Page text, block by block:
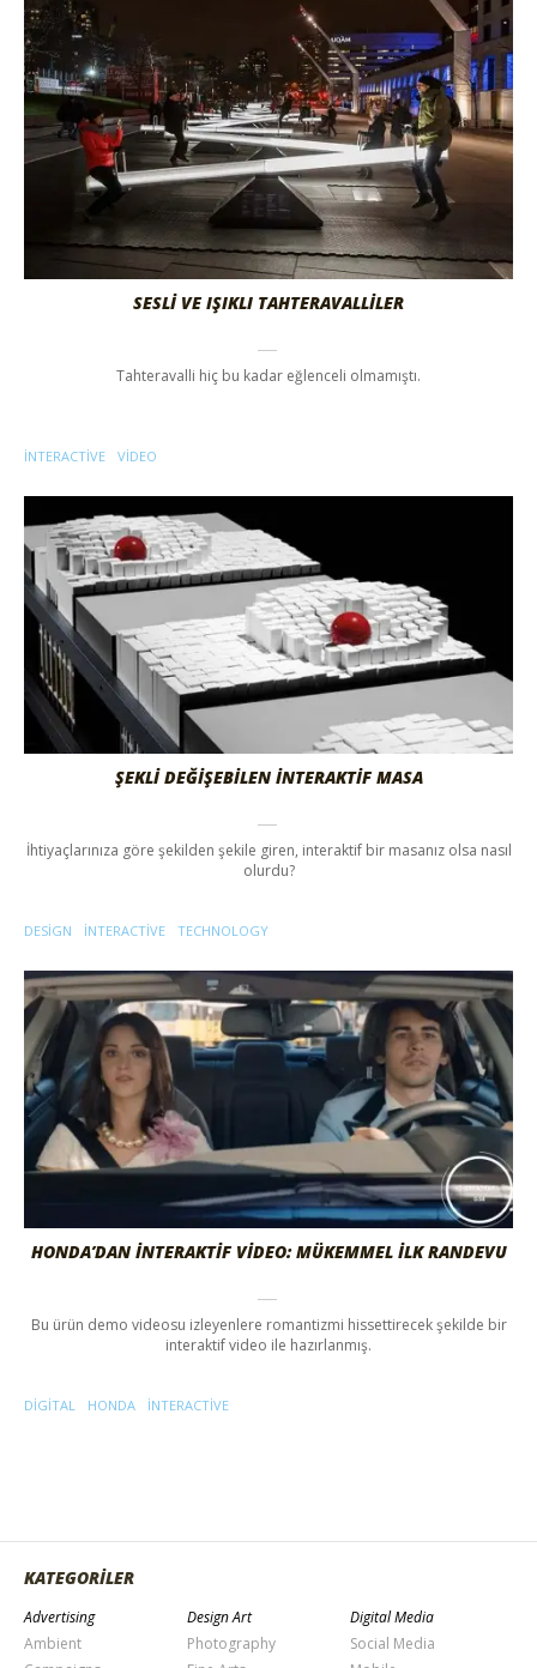
SESLİ VE IŞIKLI TAHTERAVALLİLER
Tahteravalli hiç bu kadar eğlenceli olmamıştı.
INTERACTIVE VIDEO
ŞEKLİ DEĞİŞEBİLEN İNTERAKTİF MASA
İhtiyaçlarınıza göre şekilden şekile giren, interaktif bir masanız olsa nasıl
olurdu?
DESIGN INTERACTIVE TECHNOLOGY
HONDA’DAN İNTERAKTİF VİDEO: MÜKEMMEL İLK RANDEVU
Bu ürün demo videosu izleyenlere romantizmi hissettirecek şekilde bir
interaktif video ile hazırlanmış.
DIGITAL HONDA INTERACTIVE
KATEGORİLER
Advertising
Ambient
Design Art
Photography
Digital Media
Social Media